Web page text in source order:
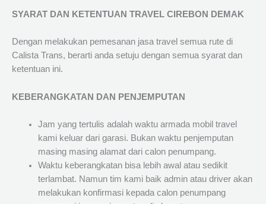
SYARAT DAN KETENTUAN TRAVEL CIREBON DEMAK
Dengan melakukan pemesanan jasa travel semua rute di
Calista Trans, berarti anda setuju dengan semua syarat dan
ketentuan ini.
KEBERANGKATAN DAN PENJEMPUTAN
Jam yang tertulis adalah waktu armada mobil travel
kami keluar dari garasi. Bukan waktu penjemputan
masing masing alamat dari calon penumpang.
Waktu keberangkatan bisa lebih awal atau sedikit
terlambat. Namun tim kami baik admin atau driver akan
melakukan konfirmasi kepada calon penumpang